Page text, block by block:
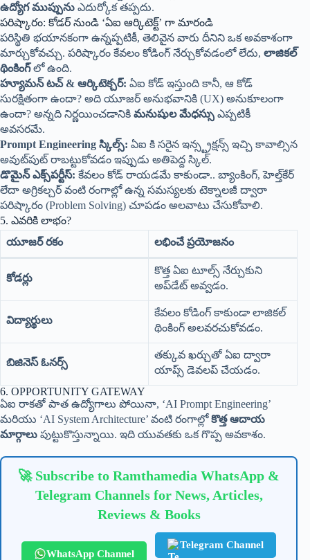
ఉద్యోగ ముప్పును ఎదుర్కోక తప్పదు.
పరిష్కారం: కోడర్ నుండి ‘ఏఐ ఆర్కిటెక్ట్’ గా మారండి
పరిస్థితి భయానకంగా ఉన్నప్పటికీ, తెలివైన వారు దీనిని ఒక అవకాశంగా
మార్చుకోవచ్చు. పరిష్కారం కేవలం కోడింగ్ నేర్చుకోవడంలో లేదు, లాజికల్
థింకింగ్లో ఉంది.
హ్యూమన్ టచ్ & ఆర్కిటెక్చర్: ఏఐ కోడ్ ఇస్తుంది కానీ, ఆ కోడ్
సురక్షితంగా ఉందా? అది యూజర్ అనుభవానికి (UX) అనుకూలంగా
ఉందా? అన్నది నిర్ణయించడానికి మనుషుల మేధస్సు ఎప్పటికీ
అవసరమే.
Prompt Engineering స్కిల్స్: ఏఐ కి సరైన ఇన్స్ట్రక్షన్స్ ఇచ్చి కావాల్సిన
అవుట్‌పుట్ రాబట్టుకోవడం ఇప్పుడు అతిపెద్ద స్కిల్.
డొమైన్ ఎక్స్‌పర్టీస్: కేవలం కోడ్ రాయడమే కాకుండా.. బ్యాంకింగ్, హెల్త్‌కేర్
లేదా అగ్రికల్చర్ వంటి రంగాల్లో ఉన్న సమస్యలకు టెక్నాలజీ ద్వారా
పరిష్కారం (Problem Solving) చూపడం అలవాటు చేసుకోవాలి.
5. ఎవరికి లాభం?
యూజర్ రకం
లభించే ప్రయోజనం
కోడర్లు
కొత్త ఏఐ టూల్స్ నేర్చుకుని
అప్‌డేట్ అవ్వడం.
విద్యార్థులు
కేవలం కోడింగ్ కాకుండా లాజికల్
థింకింగ్ అలవరచుకోవడం.
బిజినెస్ ఓనర్స్
తక్కువ ఖర్చుతో ఏఐ ద్వారా
యాప్స్ డెవలప్ చేయడం.
6. OPPORTUNITY GATEWAY
ఏఐ రాకతో పాత ఉద్యోగాలు పోయినా, ‘AI Prompt Engineering’
మరియు ‘AI System Architecture’ వంటి రంగాల్లోకొత్త ఆదాయ
మార్గాలు పుట్టుకొస్తున్నాయి. ఇది యువతకు ఒక గొప్ప అవకాశం.
🚀 Subscribe to Ramthamedia WhatsApp &
Telegram Channels for News, Articles,
Reviews & Books
WhatsApp Channel
Telegram Channel